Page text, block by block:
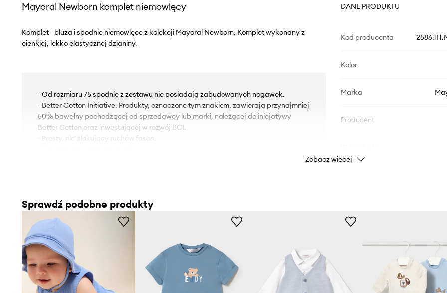
Mayoral Newborn komplet niemowlęcy
Komplet - bluza i spodnie niemowlęce z kolekcji Mayoral Newborn. Komplet wykonany z
cienkiej, lekko elastycznej dzianiny.
- Od rozmiaru 75 spodnie z zestawu nie posiadają zabudowanych nogawek.
- Better Cotton Initiative. Produkty, oznaczone tym znakiem, zawierają przynajmniej
50% bawełny pochodzącej od sprzedawcy lub marki, należącej do inicjatywy
Better Cotton oraz inwestującej w rozwój BCI.
- Prosty, nie blokujący ruchów fason.
DANE PRODUKTU
Kod producenta
Kolor
Marka
Producent
Zobacz więcej
Sprawdź podobne produkty